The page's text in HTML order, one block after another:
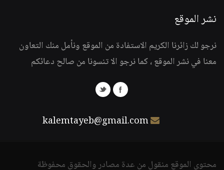
نشر الموقع
نرجو لك زائرنا الكريم الاستفادة من الموقع ونأمل منك التعاون
معنا في نشر الموقع ، كما نرجو الا تنسونا من صالح دعائكم
kalemtayeb@gmail.com
محتوى الموقع منقول من عدة مصادر والحقوق محفوظة